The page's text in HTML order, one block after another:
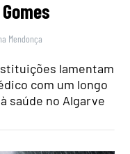
Mendonça
lamentam
com um longo
saúde no Algarve